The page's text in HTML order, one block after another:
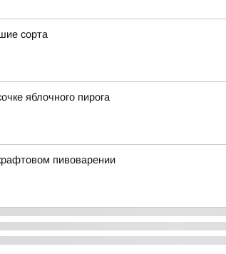
сорта
яблочного пирога
пивоварении